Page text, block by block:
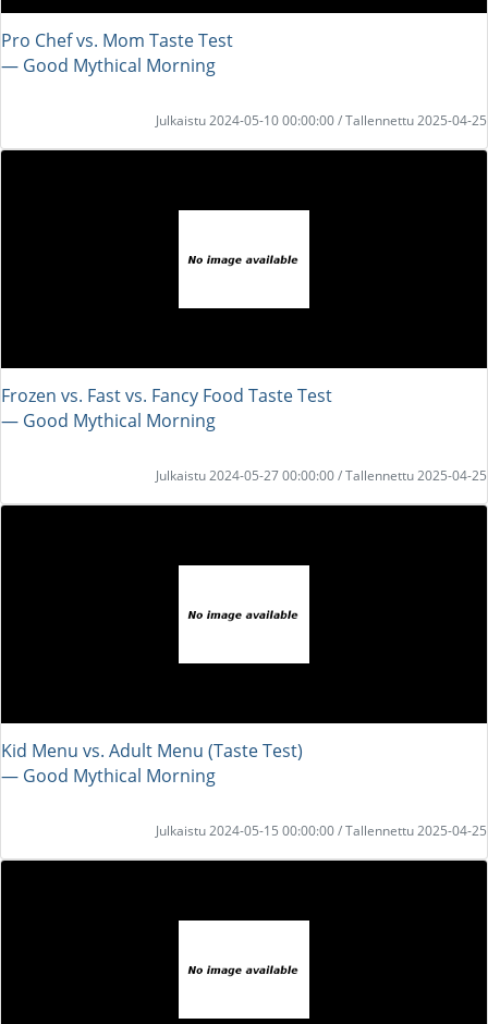
Pro Chef vs. Mom Taste Test
― Good Mythical Morning
Julkaistu 2024-05-10 00:00:00 / Tallennettu 2025-04-25
Frozen vs. Fast vs. Fancy Food Taste Test
― Good Mythical Morning
Julkaistu 2024-05-27 00:00:00 / Tallennettu 2025-04-25
Kid Menu vs. Adult Menu (Taste Test)
― Good Mythical Morning
Julkaistu 2024-05-15 00:00:00 / Tallennettu 2025-04-25